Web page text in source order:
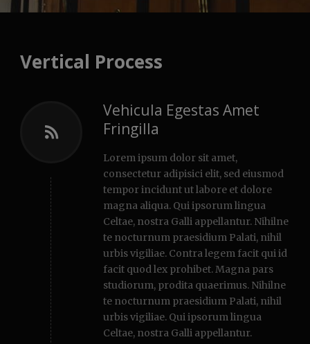
Vertical Process
Vehicula Egestas Amet
Fringilla
Lorem ipsum dolor sit amet,
consectetur adipisici elit, sed eiusmod
tempor incidunt ut labore et dolore
magna aliqua. Qui ipsorum lingua
Celtae, nostra Galli appellantur. Nihilne
te nocturnum praesidium Palati, nihil
urbis vigiliae. Contra legem facit qui id
facit quod lex prohibet. Magna pars
studiorum, prodita quaerimus. Nihilne
te nocturnum praesidium Palati, nihil
urbis vigiliae. Qui ipsorum lingua
Celtae, nostra Galli appellantur.